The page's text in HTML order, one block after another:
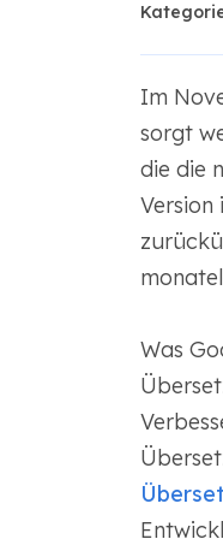
Im
sorgt
die die
Version
Was